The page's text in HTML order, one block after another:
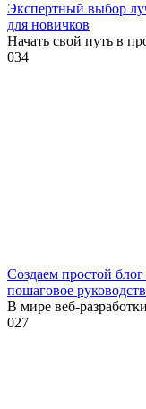
Экспертный выбор
для новичков
Начать свой путь в
034
Создаем простой
пошаговое
В мире веб-
027